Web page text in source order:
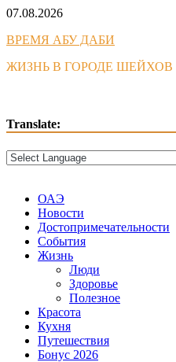
Skip
content
07.08.2026
ВРЕМЯ АБУ ДАБИ
ЖИЗНЬ В ГОРОДЕ ШЕЙХОВ
Translate:
ОАЭ
Новости
Достопримечательности
События
Жизнь
Люди
Здоровье
Полезное
Красота
Кухня
Путешествия
Бонус 2026